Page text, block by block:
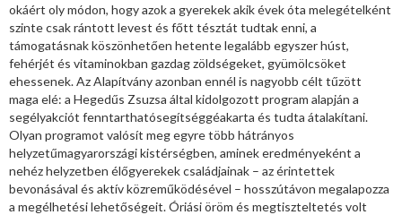
okáért oly módon, hogy azok a gyerekek akik évek óta melegételként
szinte csak rántott levest és főtt tésztát tudtak enni, a
támogatásnak köszönhetően hetente legalább egyszer húst,
fehérjét és vitaminokban gazdag zöldségeket, gyümölcsöket
ehessenek. Az Alapítvány azonban ennél is nagyobb célt tűzött
maga elé: a Hegedűs Zsuzsa által kidolgozott program alapján a
segélyakciót fenntarthatósegítséggéakarta és tudta átalakítani.
Olyan programot valósít meg egyre több hátrányos
helyzetűmagyarországi kistérségben, aminek eredményeként a
nehéz helyzetben élőgyerekek családjainak – az érintettek
bevonásával és aktív közreműködésével – hosszútávon megalapozza
a megélhetési lehetőségeit. Óriási öröm és megtiszteltetés volt